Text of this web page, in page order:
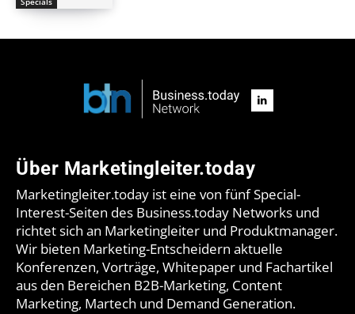
Über Marketingleiter.today
Marketingleiter.today ist eine von fünf Special-
Interest-Seiten des Business.today Networks und
richtet sich an Marketingleiter und Produktmanager.
Wir bieten Marketing-Entscheidern aktuelle
Konferenzen, Vorträge, Whitepaper und Fachartikel
aus den Bereichen B2B-Marketing, Content
Marketing, Martech und Demand Generation.